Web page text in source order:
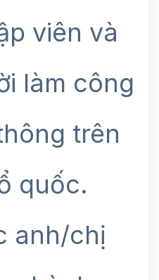
viên và
làm công
trên
quốc.
anh/chị